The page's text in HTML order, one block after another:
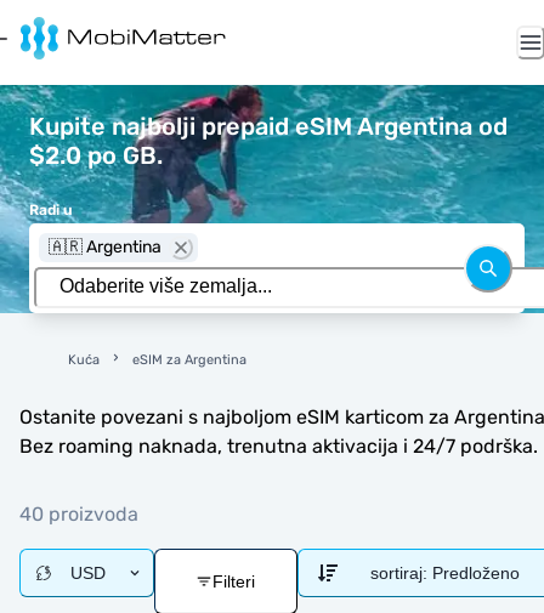
Kupite najbolji prepaid eSIM Argentina od
$2.0 po GB.
Radi u
🇦🇷 Argentina
Kuća eSIM za Argentina
Ostanite povezani s najboljom eSIM karticom za
Bez roaming naknada, trenutna aktivacija i 24/7 podrška.
40 proizvoda
USD Filteri sortiraj: Predloženo